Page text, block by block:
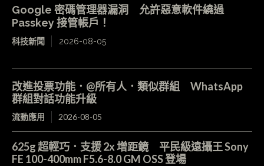
Google 密碼管理器漏洞 允許惡意軟件繞過
Passkey 接管帳戶！
科技新聞 2026-08-05
改進投票功能．@所有人．類似群組 WhatsApp
群組對話功能升級
流動應用 2026-08-05
625g 超輕巧．支援 2x 增距鏡 平民級遠攝王 Sony
FE 100-400mm F5.6-8.0 GM OSS 登場